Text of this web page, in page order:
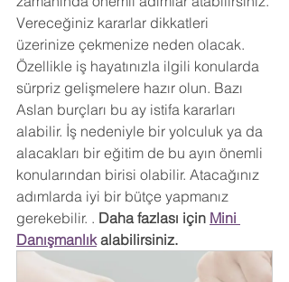
Vereceğiniz kararlar dikkatleri
üzerinize çekmenize neden olacak.
Özellikle iş hayatınızla ilgili konularda
sürpriz gelişmelere hazır olun. Bazı
Aslan burçları bu ay istifa kararları
alabilir. İş nedeniyle bir yolculuk ya da
alacakları bir eğitim de bu ayın önemli
konularından birisi olabilir. Atacağınız
adımlarda iyi bir bütçe yapmanız
gerekebilir. . Daha fazlası için Mini
Danışmanlık alabilirsiniz.